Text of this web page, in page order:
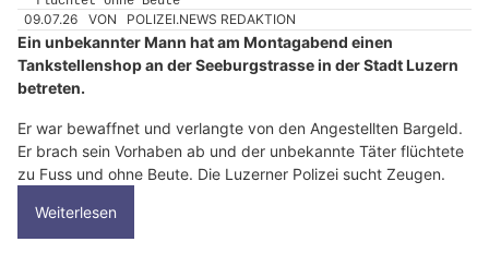
09.07.26 VON POLIZEI.NEWS REDAKTION
Ein unbekannter Mann hat am Montagabend einen
Tankstellenshop an der Seeburgstrasse in der Stadt Luzern
betreten.
Er war bewaffnet und verlangte von den Angestellten Bargeld.
Er brach sein Vorhaben ab und der unbekannte Täter flüchtete
zu Fuss und ohne Beute. Die Luzerner Polizei sucht Zeugen.
Weiterlesen